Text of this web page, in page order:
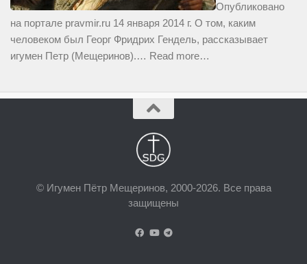
Опубликовано
на портале pravmir.ru 14 января 2014 г. О том, каким
человеком был Георг Фридрих Гендель, рассказывает
игумен Петр (Мещеринов).… Read more…
© Игумен Пётр Мещеринов, 2000-2026. Все права
защищены